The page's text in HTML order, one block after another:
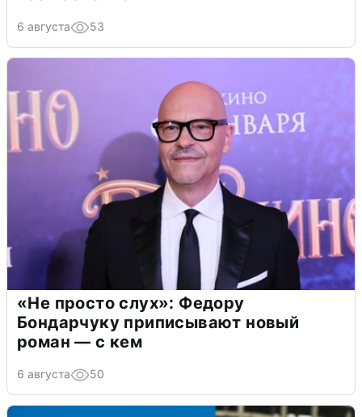
6 августа 53
«Не просто слух»: Федору
Бондарчуку приписывают новый
роман — с кем
6 августа 50